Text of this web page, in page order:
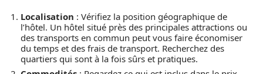
Localisation : Vérifiez la position géographique de
l’hôtel. Un hôtel situé près des principales attractions ou
des transports en commun peut vous faire économiser
du temps et des frais de transport. Recherchez des
quartiers qui sont à la fois sûrs et pratiques.